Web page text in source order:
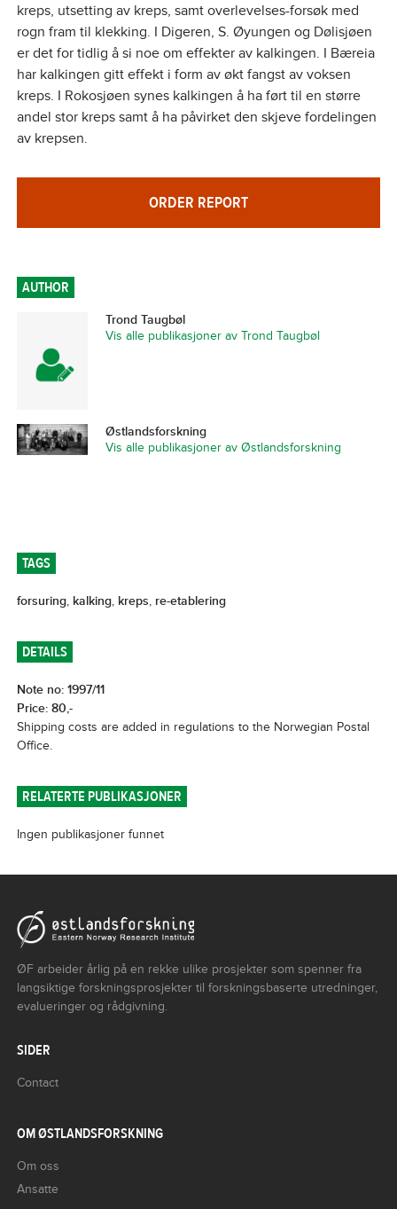
kreps, utsetting av kreps, samt overlevelses-forsøk med
rogn fram til klekking. I Digeren, S. Øyungen og Dølisjøen
er det for tidlig å si noe om effekter av kalkingen. I Bæreia
har kalkingen gitt effekt i form av økt fangst av voksen
kreps. I Rokosjøen synes kalkingen å ha ført til en større
andel stor kreps samt å ha påvirket den skjeve fordelingen
av krepsen.
ORDER REPORT
AUTHOR
Trond Taugbøl
Vis alle publikasjoner av Trond Taugbøl
Østlandsforskning
Vis alle publikasjoner av Østlandsforskning
TAGS
forsuring, kalking, kreps, re-etablering
DETAILS
Note no: 1997/11
Price: 80,-
Shipping costs are added in regulations to the Norwegian Postal
Office.
RELATERTE PUBLIKASJONER
Ingen publikasjoner funnet
ØF arbeider årlig på en rekke ulike prosjekter som spenner fra
langsiktige forskningsprosjekter til forskningsbaserte utredninger,
evalueringer og rådgivning.
SIDER
Contact
OM ØSTLANDSFORSKNING
Om oss
Ansatte